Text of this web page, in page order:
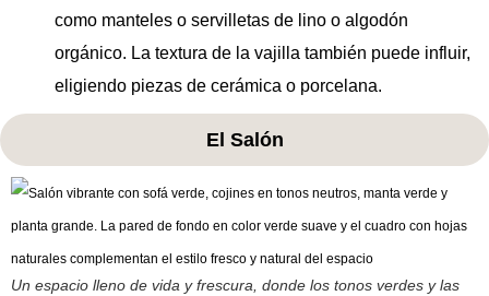
como manteles o servilletas de lino o algodón
orgánico. La textura de la vajilla también puede influir,
eligiendo piezas de cerámica o porcelana.
El Salón
Un espacio lleno de vida y frescura, donde los tonos verdes y las